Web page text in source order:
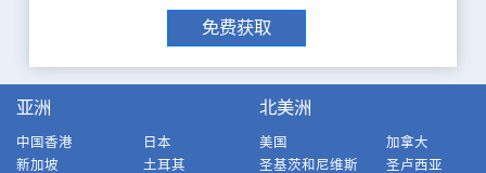
免费获取
亚洲
中国香港
日本
新加坡
土耳其
北美洲
美国
加拿大
圣基茨和尼维斯
圣卢西亚